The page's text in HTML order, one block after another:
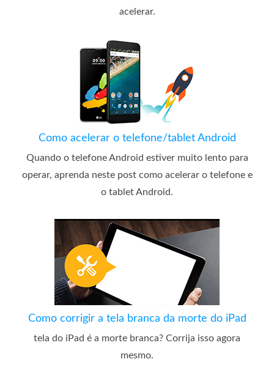
acelerar.
Como acelerar o telefone/tablet Android
Quando o telefone Android estiver muito lento para
operar, aprenda neste post como acelerar o telefone e
o tablet Android.
Como corrigir a tela branca da morte do iPad
tela do iPad é a morte branca? Corrija isso agora
mesmo.